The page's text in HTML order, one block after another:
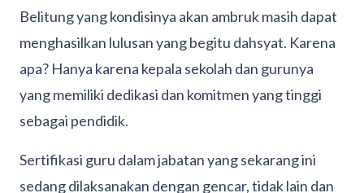
Belitung yang kondisinya akan ambruk masih dapat
menghasilkan lulusan yang begitu dahsyat. Karena
apa? Hanya karena kepala sekolah dan gurunya
yang memiliki dedikasi dan komitmen yang tinggi
sebagai pendidik.
Sertifikasi guru dalam jabatan yang sekarang ini
sedang dilaksanakan dengan gencar, tidak lain dan